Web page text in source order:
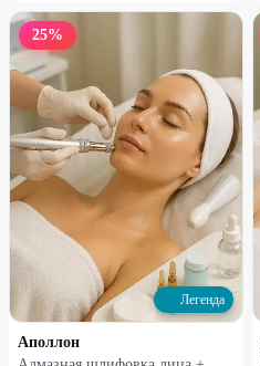
25%
Легенда
Аполлон